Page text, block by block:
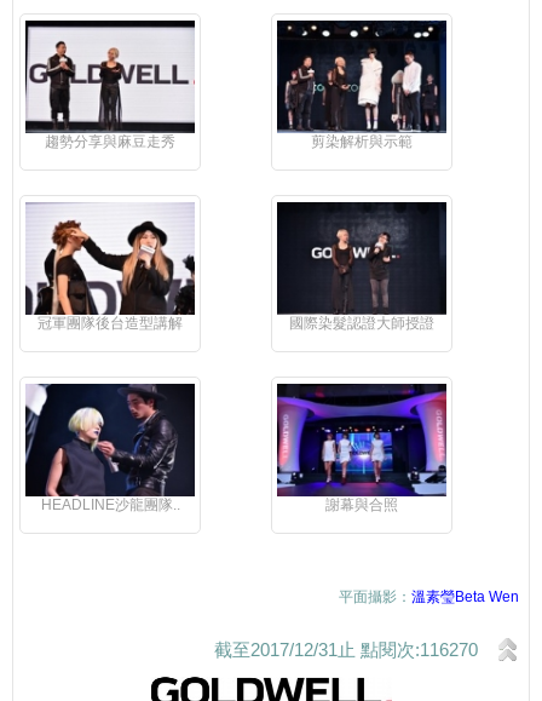
趨勢分享與麻豆走秀 剪染解析與示範
冠軍團隊後台造型講解 國際染髮認證大師授證
HEADLINE沙龍團隊.. 謝幕與合照
平面攝影： 溫素瑩Beta Wen
截至2017/12/31止 點閱次:116270